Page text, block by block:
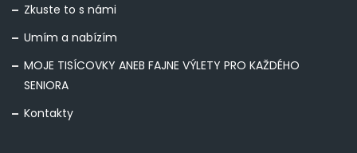
Zkuste to s námi
Umím a nabízím
MOJE TISÍCOVKY ANEB FAJNE VÝLETY PRO KAŽDÉHO
SENIORA
Kontakty